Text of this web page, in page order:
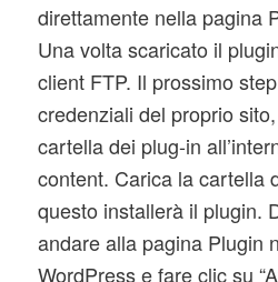
direttamente nella pagina
Una volta scaricato il
client FTP. Il prossimo
credenziali del proprio
cartella dei plug-in
content. Carica la cartella
questo installerà il plugin.
andare alla pagina Plugin
WordPress e fare clic su